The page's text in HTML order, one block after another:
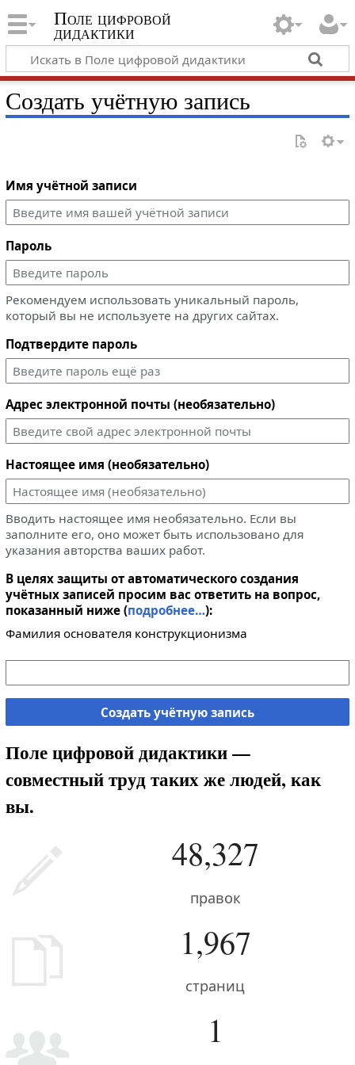
Поле цифровой
дидактики
Создать учётную запись
Имя учётной записи
Пароль
Рекомендуем использовать уникальный пароль,
который вы не используете на других сайтах.
Подтвердите пароль
Адрес электронной почты (необязательно)
Настоящее имя (необязательно)
Вводить настоящее имя необязательно. Если вы
заполните его, оно может быть использовано для
указания авторства ваших работ.
В целях защиты от автоматического создания
учётных записей просим вас ответить на вопрос,
показанный ниже (подробнее…):
Фамилия основателя конструкционизма
Создать учётную запись
Поле цифровой дидактики —
совместный труд таких же людей, как
вы.
48,327
правок
1,967
страниц
1